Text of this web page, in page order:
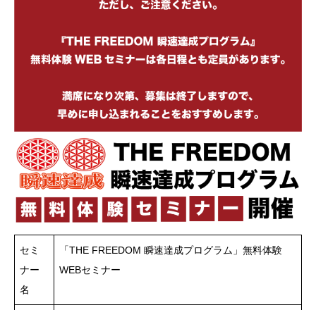
セミ
ナー
名
「THE FREEDOM 瞬速達成プログラム」無料体験
WEBセミナー